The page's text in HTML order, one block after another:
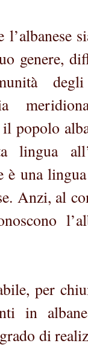
genere,
popolo
lingua
è una
Anzi, al
per
in
di